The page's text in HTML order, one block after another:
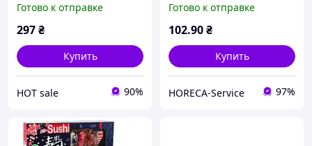
крепкая портативная
ложка для чая, сахара, со
Готово к отправке
297₴
Купить
HOT sale 90%
индивидуальной
упаковке круглые
Готово к отправке
102.90₴
Купить
HORECA-Service 97%